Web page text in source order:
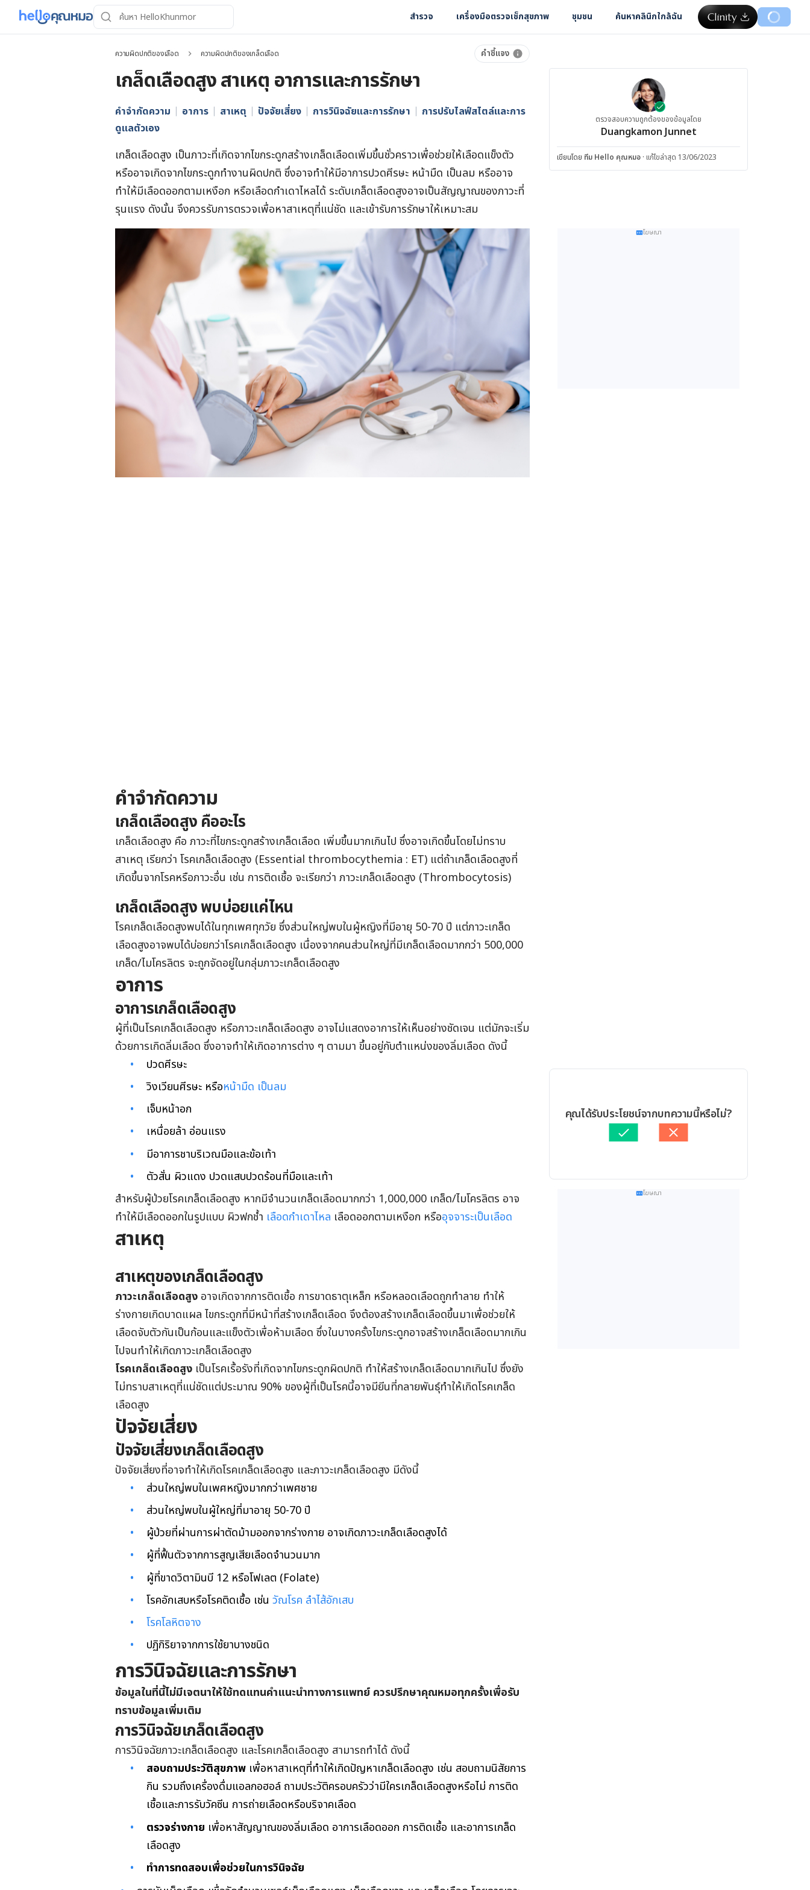
สำรวจ เครื่องมือตรวจเช็กสุขภาพ ชุมชน ค้นหาคลินิกใกล้ฉัน
ความผิดปกติของเลือด ความผิดปกติของเกล็ดเลือด คำชี้แจง
เกล็ดเลือดสูง สาเหตุ อาการและการรักษา
คำจำกัดความ อาการ สาเหตุ ปัจจัยเสี่ยง การวินิจฉัยและการรักษา
การปรับไลฟ์สไตล์และการ
ดูแลตัวเอง
เกล็ดเลือดสูง เป็นภาวะที่เกิดจากไขกระดูกสร้างเกล็ดเลือดเพิ่มขึ้นชั่วคราวเพื่อช่วยให้เลือดแข็งตัว
หรืออาจเกิดจากไขกระดูกทำงานผิดปกติ ซึ่งอาจทำให้มีอาการปวดศีรษะ หน้ามืด เป็นลม หรืออาจ
ทำให้มีเลือดออกตามเหงือก หรือเลือดกำเดาไหลได้ ระดับเกล็ดเลือดสูงอาจเป็นสัญญาณของภาวะที่
รุนแรง ดังนั้น จึงควรรับการตรวจเพื่อหาสาเหตุที่แน่ชัด และเข้ารับการรักษาให้เหมาะสม
คำจำกัดความ
เกล็ดเลือดสูง คืออะไร
เกล็ดเลือดสูง คือ ภาวะที่ไขกระดูกสร้างเกล็ดเลือด เพิ่มขึ้นมากเกินไป ซึ่งอาจเกิดขึ้นโดยไม่ทราบ
สาเหตุ เรียกว่า โรคเกล็ดเลือดสูง (Essential thrombocythemia : ET) แต่ถ้าเกล็ดเลือดสูงที่
เกิดขึ้นจากโรคหรือภาวะอื่น เช่น การติดเชื้อ จะเรียกว่า ภาวะเกล็ดเลือดสูง (Thrombocytosis)
เกล็ดเลือดสูง พบบ่อยแค่ไหน
โรคเกล็ดเลือดสูงพบได้ในทุกเพศทุกวัย ซึ่งส่วนใหญ่พบในผู้หญิงที่มีอายุ 50-70 ปี แต่ภาวะเกล็ด
เลือดสูงอาจพบได้บ่อยกว่าโรคเกล็ดเลือดสูง เนื่องจากคนส่วนใหญ่ที่มีเกล็ดเลือดมากกว่า 500,000
เกล็ด/ไมโครลิตร จะถูกจัดอยู่ในกลุ่มภาวะเกล็ดเลือดสูง
อาการ
อาการเกล็ดเลือดสูง
ผู้ที่เป็นโรคเกล็ดเลือดสูง หรือภาวะเกล็ดเลือดสูง อาจไม่แสดงอาการให้เห็นอย่างชัดเจน แต่มักจะเริ่ม
ด้วยการเกิดลิ่มเลือด ซึ่งอาจทำให้เกิดอาการต่าง ๆ ตามมา ขึ้นอยู่กับตำแหน่งของลิ่มเลือด ดังนี้
ปวดศีรษะ
วิงเวียนศีรษะ หรือหน้ามืด เป็นลม
เจ็บหน้าอก
เหนื่อยล้า อ่อนแรง
มีอาการชาบริเวณมือและข้อเท้า
ตัวสั่น ผิวแดง ปวดแสบปวดร้อนที่มือและเท้า
สำหรับผู้ป่วยโรคเกล็ดเลือดสูง หากมีจำนวนเกล็ดเลือดมากกว่า 1,000,000 เกล็ด/ไมโครลิตร อาจ
ทำให้มีเลือดออกในรูปแบบ ผิวฟกช้ำ เลือดกำเดาไหล เลือดออกตามเหงือก หรืออุจจาระเป็นเลือด
สาเหตุ
สาเหตุของเกล็ดเลือดสูง
ภาวะเกล็ดเลือดสูง อาจเกิดจากการติดเชื้อ การขาดธาตุเหล็ก หรือหลอดเลือดถูกทำลาย ทำให้
ร่างกายเกิดบาดแผล ไขกระดูกที่มีหน้าที่สร้างเกล็ดเลือด จึงต้องสร้างเกล็ดเลือดขึ้นมาเพื่อช่วยให้
เลือดจับตัวกันเป็นก้อนและแข็งตัวเพื่อห้ามเลือด ซึ่งในบางครั้งไขกระดูกอาจสร้างเกล็ดเลือดมากเกิน
ไปจนทำให้เกิดภาวะเกล็ดเลือดสูง
โรคเกล็ดเลือดสูง เป็นโรคเรื้อรังที่เกิดจากไขกระดูกผิดปกติ ทำให้สร้างเกล็ดเลือดมากเกินไป ซึ่งยัง
ไม่ทราบสาเหตุที่แน่ชัดแต่ประมาณ 90% ของผู้ที่เป็นโรคนี้อาจมียีนที่กลายพันธุ์ทำให้เกิดโรคเกล็ด
เลือดสูง
ปัจจัยเสี่ยง
ปัจจัยเสี่ยงเกล็ดเลือดสูง
ปัจจัยเสี่ยงที่อาจทำให้เกิดโรคเกล็ดเลือดสูง และภาวะเกล็ดเลือดสูง มีดังนี้
ส่วนใหญ่พบในเพศหญิงมากกว่าเพศชาย
ส่วนใหญ่พบในผู้ใหญ่ที่มาอายุ 50-70 ปี
ผู้ป่วยที่ผ่านการผ่าตัดม้ามออกจากร่างกาย อาจเกิดภาวะเกล็ดเลือดสูงได้
ผู้ที่ฟื้นตัวจากการสูญเสียเลือดจำนวนมาก
ผู้ที่ขาดวิตามินบี 12 หรือโฟเลต (Folate)
โรคอักเสบหรือโรคติดเชื้อ เช่น วัณโรค ลำไส้อักเสบ
โรคโลหิตจาง
ปฏิกิริยาจากการใช้ยาบางชนิด
การวินิจฉัยและการรักษา
ข้อมูลในที่นี้ไม่มีเจตนาให้ใช้ทดแทนคำแนะนำทางการแพทย์ ควรปรึกษาคุณหมอทุกครั้งเพื่อรับ
ทราบข้อมูลเพิ่มเติม
การวินิจฉัยเกล็ดเลือดสูง
การวินิจฉัยภาวะเกล็ดเลือดสูง และโรคเกล็ดเลือดสูง สามารถทำได้ ดังนี้
สอบถามประวัติสุขภาพ เพื่อหาสาเหตุที่ทำให้เกิดปัญหาเกล็ดเลือดสูง เช่น สอบถามนิสัยการ
กิน รวมถึงเครื่องดื่มแอลกอฮอล์ ถามประวัติครอบครัวว่ามีใครเกล็ดเลือดสูงหรือไม่ การติด
เชื้อและการรับวัคซีน การถ่ายเลือดหรือบริจาคเลือด
ตรวจร่างกาย เพื่อหาสัญญาณของลิ่มเลือด อาการเลือดออก การติดเชื้อ และอาการเกล็ด
เลือดสูง
ทำการทดสอบเพื่อช่วยในการวินิจฉัย
ตรวจสอบความถูกต้องของข้อมูลโดย
Duangkamon Junnet
เขียนโดย ทีม Hello คุณหมอ · แก้ไขล่าสุด 13/06/2023
โฆษณา
คุณได้รับประโยชน์จากบทความนี้หรือไม่?
โฆษณา